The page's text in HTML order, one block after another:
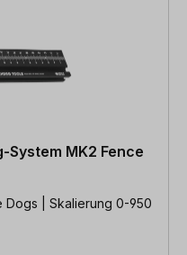
MK2 Fence
Dogs | Skalierung 0-950